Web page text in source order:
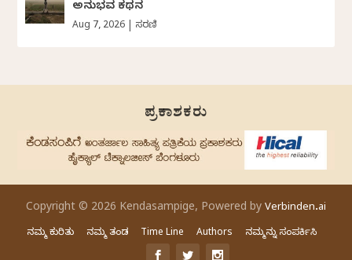
ಅನುಭವ ಕಥನ
Aug 7, 2026 ಸರಣಿ
ಪ್ರಕಾಶಕರು
Copyright © 2026 Kendasampige, Powered by Verbinden.ai
ನಮ್ಮ ಕುರಿತು ನಮ್ಮ ತಂಡ Time Line Authors ನಮ್ಮನ್ನು ಸಂಪರ್ಕಿಸಿ